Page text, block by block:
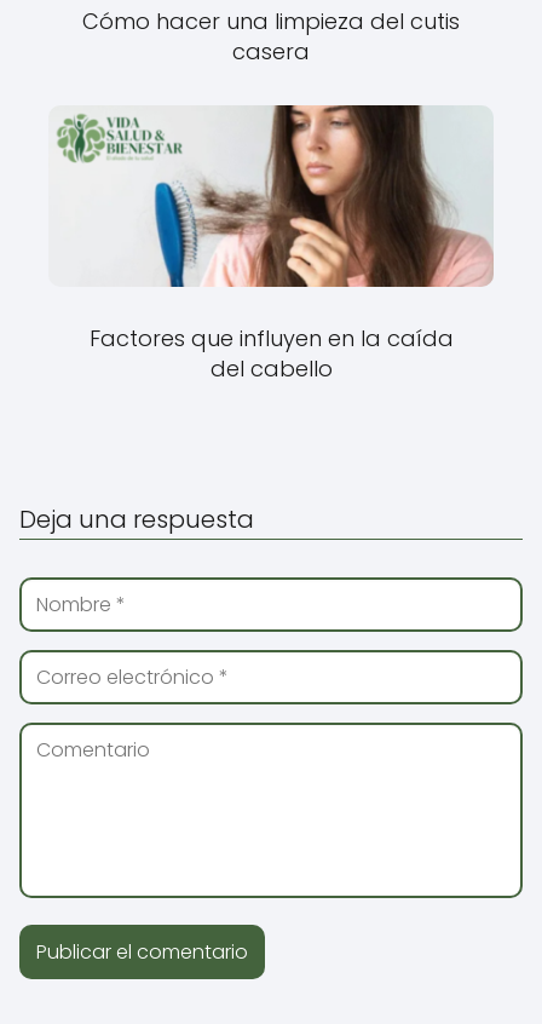
Cómo hacer una limpieza del cutis
casera
Factores que influyen en la caída
del cabello
Deja una respuesta